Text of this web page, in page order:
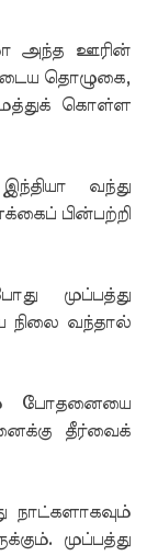
அந்த ஊரின்
தொழுகை,
கொள்ள
இந்தியா வந்து
பின்பற்றி
முப்பத்து
நிலை வந்தால்
போதனையை
தீர்வைக்
நாட்களாகவும்
முப்பத்து